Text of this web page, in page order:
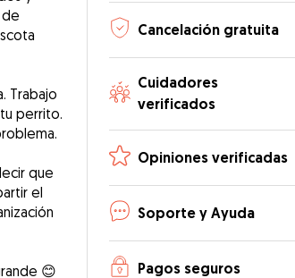
Trabajo
perrito.
que
el
😊
Cancelación gratuita
Cuidadores
verificados
Opiniones verificadas
Soporte y Ayuda
Pagos seguros